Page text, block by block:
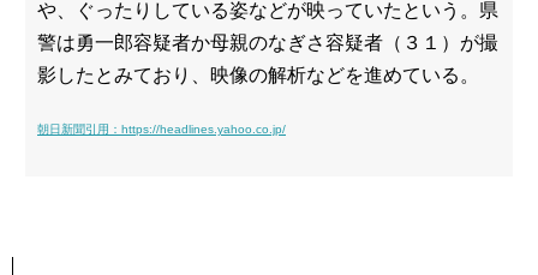
や、ぐったりしている姿などが映っていたという。県
警は勇一郎容疑者か母親のなぎさ容疑者（３１）が撮
影したとみており、映像の解析などを進めている。
朝日新聞引用：https://headlines.yahoo.co.jp/